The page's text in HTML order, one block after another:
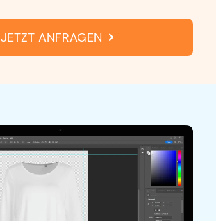
JETZT ANFRAGEN